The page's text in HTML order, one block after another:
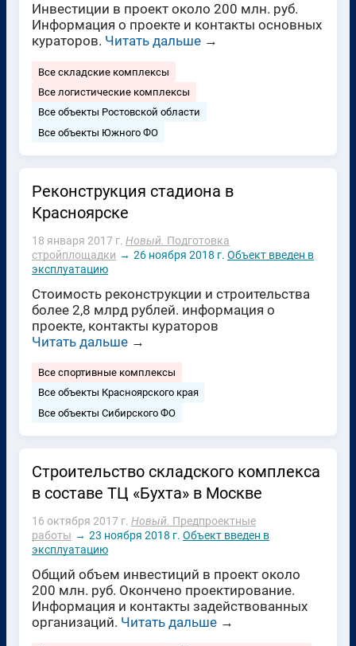
Инвестиции в проект около 200 млн. руб.
Информация о проекте и контакты основных
кураторов. Читать дальше →
Все складские комплексы
Все логистические комплексы
Все объекты Ростовской области
Все объекты Южного ФО
Реконструкция стадиона в
Красноярске
18 января 2017 г. Новый. Подготовка
стройплощадки → 26 ноября 2018 г. Объект введен в
эксплуатацию
Стоимость реконструкции и строительства
более 2,8 млрд рублей. информация о
проекте, контакты кураторов
Читать дальше →
Все спортивные комплексы
Все объекты Красноярского края
Все объекты Сибирского ФО
Строительство складского комплекса
в составе ТЦ «Бухта» в Москве
16 октября 2017 г. Новый. Предпроектные
работы → 23 ноября 2018 г. Объект введен в
эксплуатацию
Общий объем инвестиций в проект около
200 млн. руб. Окончено проектирование.
Информация и контакты задействованных
организаций. Читать дальше →